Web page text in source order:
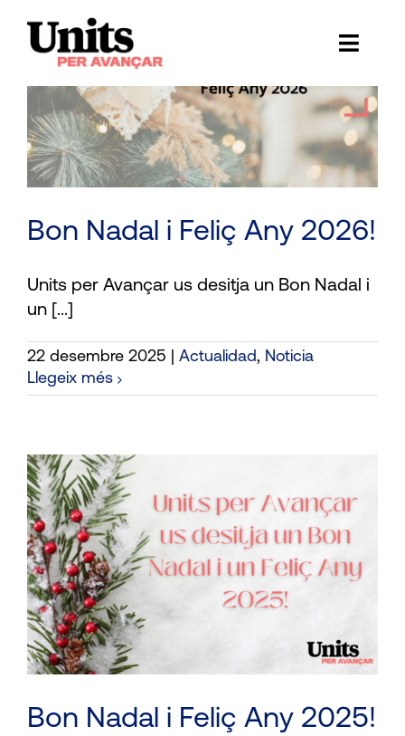
content
…
Bon Nadal i Feliç Any 2026!
Units per Avançar us desitja un Bon Nadal i
un [...]
22 desembre 2025 Actualidad, Noticia
Llegeix més
Bon Nadal i Feliç Any 2025!